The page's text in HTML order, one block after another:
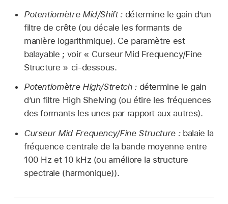
Potentiomètre Mid/Shift :détermine le gain d’un
filtre de crête (ou décale les formants de
manière logarithmique). Ce paramètre est
balayable ; voir « Curseur Mid Frequency/Fine
Structure » ci-dessous.
Potentiomètre High/Stretch :détermine le gain
d’un filtre High Shelving (ou étire les fréquences
des formants les unes par rapport aux autres).
Curseur Mid Frequency/Fine Structure :balaie la
fréquence centrale de la bande moyenne entre
100 Hz et 10 kHz (ou améliore la structure
spectrale (harmonique)).